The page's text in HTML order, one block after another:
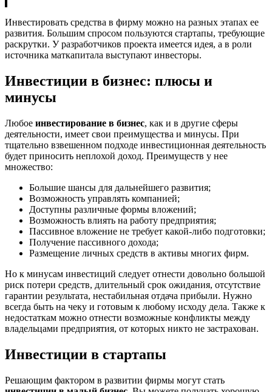
Инвестировать средства в фирму можно на разных этапах ее
развития. Большим спросом пользуются стартапы, требующие
раскрутки. У разработчиков проекта имеется идея, а в роли
источника маткапитала выступают инвесторы.
Инвестиции в бизнес: плюсы и
минусы
Любое инвестирование в бизнес, как и в другие сферы
деятельности, имеет свои преимущества и минусы. При
тщательно взвешенном подходе инвестиционная деятельность
будет приносить неплохой доход. Преимуществ у нее
множество:
Большие шансы для дальнейшего развития;
Возможность управлять компанией;
Доступны различные формы вложений;
Возможность влиять на работу предприятия;
Пассивное вложение не требует какой-либо подготовки;
Получение пассивного дохода;
Размещение личных средств в активы многих фирм.
Но к минусам инвестиций следует отнести довольно большой
риск потери средств, длительный срок ожидания, отсутствие
гарантии результата, нестабильная отдача прибыли. Нужно
всегда быть на чеку и готовым к любому исходу дела. Также к
недостаткам можно отнести возможные конфликты между
владельцами предприятия, от которых никто не застрахован.
Инвестиции в стартапы
Решающим фактором в развитии фирмы могут стать